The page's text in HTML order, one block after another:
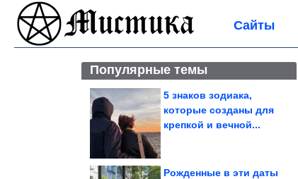
Сайты
Популярные темы
5 знаков зодиака,
которые созданы для
крепкой и вечной...
Рожденные в эти даты